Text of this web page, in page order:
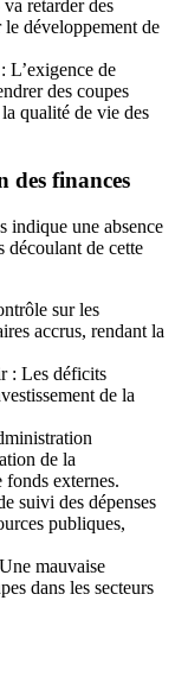
retarder des
le développement de
L’exigence de
des coupes
qualité de vie des
des finances
indique une absence
découlant de cette
sur les
accrus, rendant la
: Les déficits
de la
de la
externes.
suivi des dépenses
publiques,
mauvaise
dans les secteurs